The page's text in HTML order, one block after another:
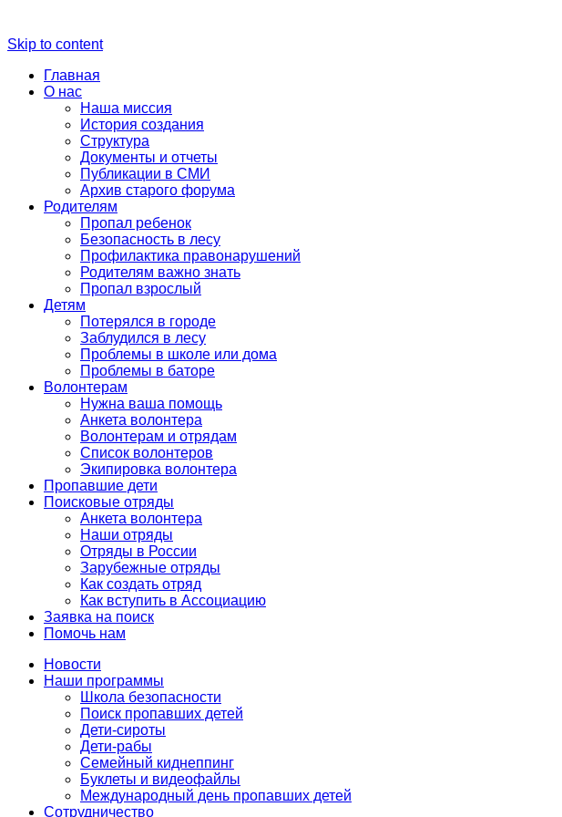
Skip to content
Главная
О нас
Наша миссия
История создания
Структура
Документы и отчеты
Публикации в СМИ
Архив старого форума
Родителям
Пропал ребенок
Безопасность в лесу
Профилактика правонарушений
Родителям важно знать
Пропал взрослый
Детям
Потерялся в городе
Заблудился в лесу
Проблемы в школе или дома
Проблемы в баторе
Волонтерам
Нужна ваша помощь
Анкета волонтера
Волонтерам и отрядам
Список волонтеров
Экипировка волонтера
Пропавшие дети
Поисковые отряды
Анкета волонтера
Наши отряды
Отряды в России
Зарубежные отряды
Как создать отряд
Как вступить в Ассоциацию
Заявка на поиск
Помочь нам
Новости
Наши программы
Школа безопасности
Поиск пропавших детей
Дети-сироты
Дети-рабы
Семейный киднеппинг
Буклеты и видеофайлы
Международный день пропавших детей
Сотрудничество